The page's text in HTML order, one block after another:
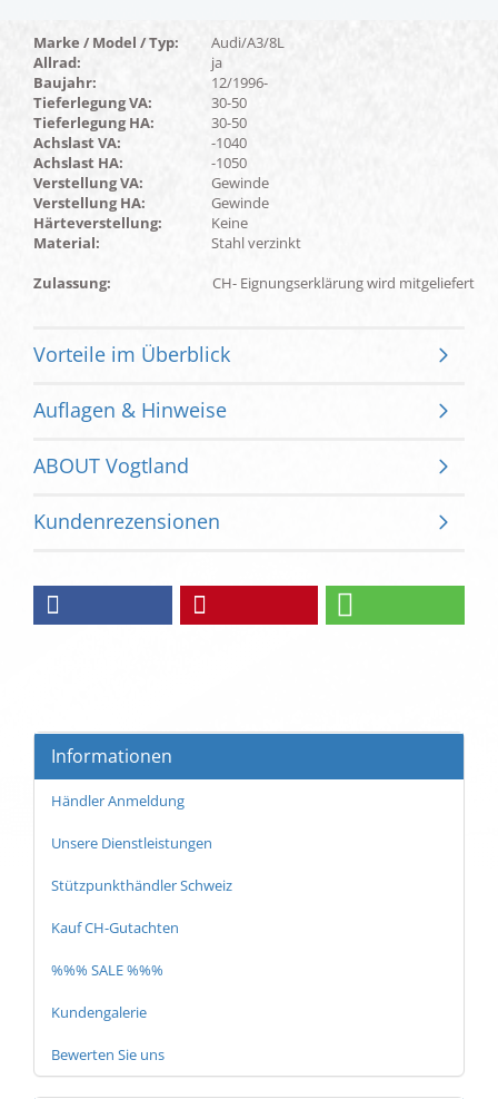
Marke / Model / Typ:
Audi/A3/8L
Allrad:
ja
Baujahr:
12/1996-
Tieferlegung VA:
30-50
Tieferlegung HA:
30-50
Achslast VA:
-1040
Achslast HA:
-1050
Verstellung VA:
Gewinde
Verstellung HA:
Gewinde
Härteverstellung:
Keine
Material:
Stahl verzinkt
Zulassung:
CH- Eignungserklärung wird mitgeliefert
Vorteile im Überblick
Auflagen & Hinweise
ABOUT Vogtland
Kundenrezensionen
Informationen
Händler Anmeldung
Unsere Dienstleistungen
Stützpunkthändler Schweiz
Kauf CH-Gutachten
%%% SALE %%%
Kundengalerie
Bewerten Sie uns